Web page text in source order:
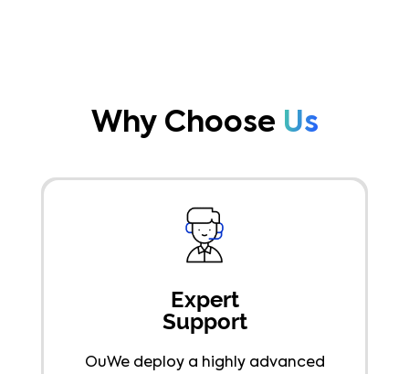
Why Choose Us
Expert
Support
OuWe deploy a highly advanced